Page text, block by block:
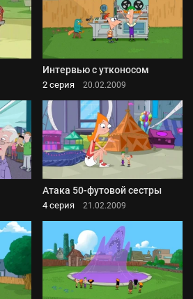
Интервью с утконосом
2 серия 20.02.2009
Атака 50-футовой сестры
4 серия 21.02.2009